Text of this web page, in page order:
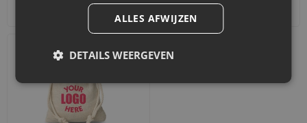
Accessoires en decoraties Sets
ALLES AFWIJZEN
DETAILS WEERGEVEN